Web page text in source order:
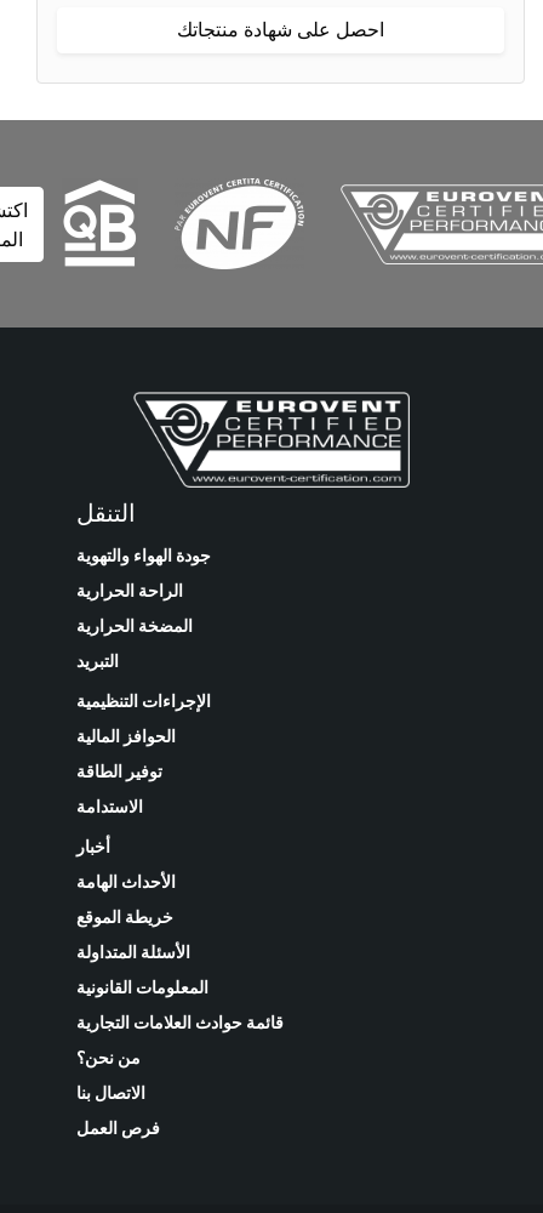
احصل على شهادة منتجاتك
اكتشف
المزيد
التنقل
جودة الهواء والتهوية
الراحة الحرارية
المضخة الحرارية
الإجراءات التنظيمية
الحوافز المالية
توفير الطاقة
الاستدامة
الأحداث الهامة
خريطة الموقع
الأسئلة المتداولة
المعلومات القانونية
قائمة حوادث العلامات التجارية
من نحن؟
الاتصال بنا
فرص العمل